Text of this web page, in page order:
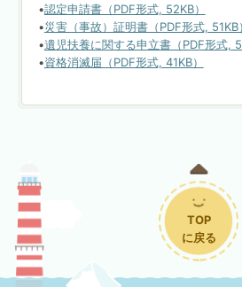
•認定申請書（PDF形式, 52KB）
•災害（事故）証明書（PDF形式, 51KB）
•遺児扶養に関する申立書（PDF形式,
•資格消滅届（PDF形式, 41KB）
TOP
に戻る